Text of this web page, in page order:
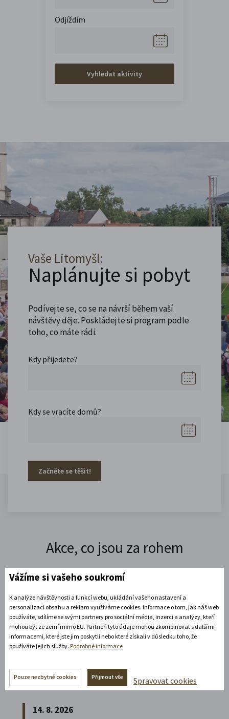
Odjíždím
Vyhledat aktivity
Vaše Litomyšl:
Naplánujte si pobyt
Podívejte se, co se na návrší během vaší
návštěvy děje. Poskládejte si program podle
toho, co máte rádi.
Kdy přijedete?
Kdy se vracíte domů?
Začněte se těšit!
Akce, co jsou za rohem
11. 8. 2026
19:30 - 22:00
Bílá paní na vdávání
Zábavné představení plné hereckých hvězd na
Rozbalte si další akce
14. 8. 2026
Vážíme si vašeho soukromí
K analýze návštěvnosti a funkcí webu, ukládání vašeho nastavení a
personalizaci obsahu a reklam využíváme cookies. Informace o tom, jak náš web
používáte, sdílíme se svými partnery pro sociální média, inzerci a analýzy, kteří
mohou být ze zemí mimo EU. Partneři tyto údaje mohou zkombinovat s dalšími
informacemi, které jste jim poskytli nebo které získali v důsledku toho, že
používáte jejich služby. Podrobné informace
Pouze nezbytné cookies Přijmout vše Spravovat cookies